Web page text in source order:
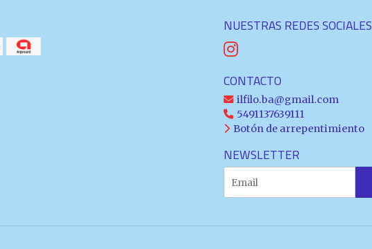
NUESTRAS REDES SOCIALES
CONTACTO
ilfilo.ba@gmail.com
5491137639111
Botón de arrepentimiento
NEWSLETTER